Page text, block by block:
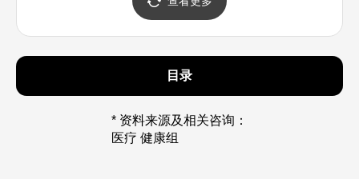
目录
* 资料来源及相关咨询：
医疗 健康组